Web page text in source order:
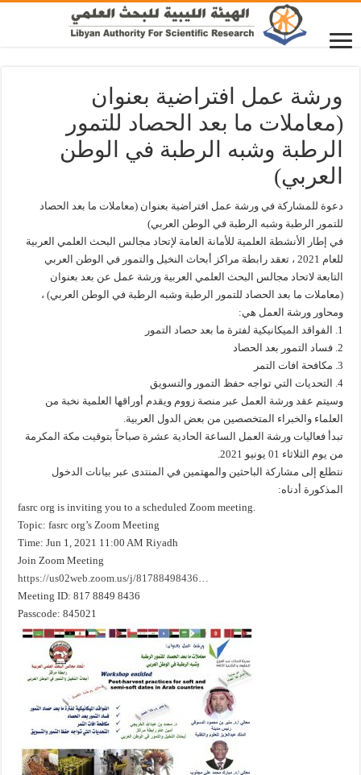
ورشة عمل افتراضية بعنوان
(معاملات ما بعد الحصاد للتمور
الرطبة وشبه الرطبة في الوطن
العربي)
دعوة للمشاركة في ورشة عمل افتراضية بعنوان (معاملات ما بعد الحصاد
للتمور الرطبة وشبه الرطبة في الوطن العربي)
في إطار الأنشطة العلمية للأمانة العامة لإتحاد مجالس البحث العلمي العربية
للعام 2021 ، تعقد رابطة مراكز أبحاث النخيل والتمور في الوطن العربي
التابعة لاتحاد مجالس البحث العلمي العربية ورشة عمل عن بعد بعنوان
(معاملات ما بعد الحصاد للتمور الرطبة وشبه الرطبة في الوطن العربي) ،
ومحاور ورشة العمل هي:
1. الفواقد الميكانيكية لفترة ما بعد حصاد التمور
2. فساد التمور بعد الحصاد
3. مكافحة افات التمر
4. التحديات التي تواجه حفظ التمور والتسويق
وسيتم عقد ورشة العمل عبر منصة زووم ويقدم أوراقها العلمية نخبة من
العلماء والخبراء المتخصصين من بعض الدول العربية.
تبدأ فعاليات ورشة العمل الساعة الحادية عشرة صباحاً بتوقيت مكة المكرمة
من يوم الثلاثاء 01 يونيو 2021.
نتطلع إلى مشاركة الباحثين والمهتمين في المنتدى عبر بيانات الدخول
المذكورة أدناه:
fasrc org is inviting you to a scheduled Zoom meeting.
Topic: fasrc org’s Zoom Meeting
Time: Jun 1, 2021 11:00 AM Riyadh
Join Zoom Meeting
https://us02web.zoom.us/j/81788498436…
Meeting ID: 817 8849 8436
Passcode: 845021